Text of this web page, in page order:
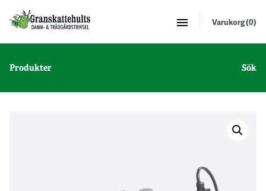
Varukorg (0)
Produkter Sök